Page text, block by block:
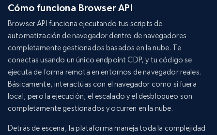
Cómo funciona Browser API
Browser API funciona ejecutando tus scripts de
automatización de navegador dentro de navegadores
completamente gestionados basados en la nube. Te
conectas usando un único endpoint CDP, y tu código se
ejecuta de forma remota en entornos de navegador reales.
Básicamente, interactúas con el navegador como si fuera
local, pero la ejecución, el escalado y el desbloqueo son
completamente gestionados y ocurren en la nube.
Detrás de escena, la plataforma maneja toda la complejidad